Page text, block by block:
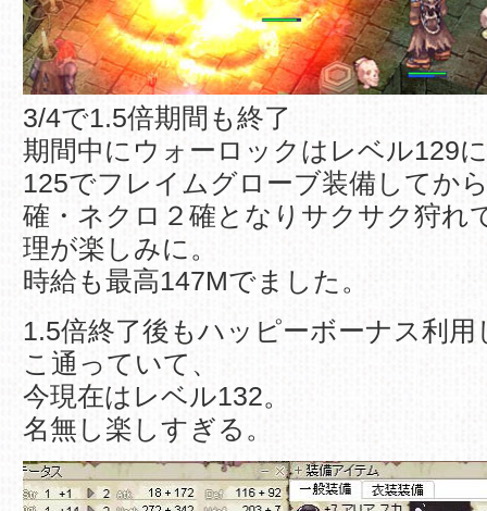
3/4で1.5倍期間も終了
期間中にウォーロックはレベル129
125でフレイムグローブ装備してか
確・ネクロ２確となりサクサク狩れ
理が楽しみに。
時給も最高147Mでました。
1.5倍終了後もハッピーボーナス利
こ通っていて、
今現在はレベル132。
名無し楽しすぎる。